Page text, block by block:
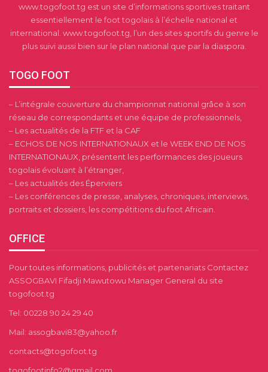
www.togofoot.tg est un site d’informations sportives traitant
essentiellement le foot togolais à l’échelle national et
international. www.togofoot.tg, l’un des sites sportifs du genre le
plus suivi aussi bien sur le plan national que par la diaspora.
TOGO FOOT
– L’intégrale couverture du championnat national grâce à son
réseau de correspondants et une équipe de professionnels,
– Les actualités de la FTF et la CAF
– ECHOS DE NOS INTERNATIONAUX et le WEEK END DE NOS
INTERNATIONAUX, présentent les performances des joueurs
togolais évoluant à l’étranger,
– Les actualités des Éperviers
– Les conférences de presse, analyses, chroniques, interviews,
portraits et dossiers, les compétitions du foot Africain.
OFFICE
Pour toutes informations, publicités et partenariats Contactez
ASSOGBAVI Fifadji Mawutowu Manager General du site
togofoot.tg
Tel: 00228 90 24 29 40
Mail: assogbavi83@yahoo.fr
contacts@togofoot.tg
togofootinfo2@gmail.com